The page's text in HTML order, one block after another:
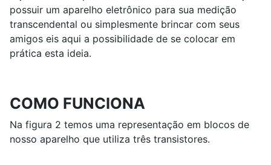
possuir um aparelho eletrônico para sua medição
transcendental ou simplesmente brincar com seus
amigos eis aqui a possibilidade de se colocar em
prática esta ideia.
COMO FUNCIONA
Na figura 2 temos uma representação em blocos de
nosso aparelho que utiliza três transistores.